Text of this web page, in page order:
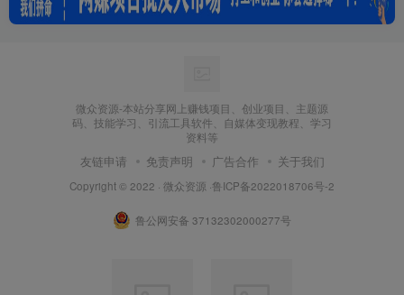
微众资源-本站分享网上赚钱项目、创业项目、主题源
码、技能学习、引流工具软件、自媒体变现教程、学习
资料等
友链申请 免责声明 广告合作 关于我们
Copyright © 2022 · 微众资源 ·鲁ICP备2022018706号-2
鲁公网安备 37132302000277号